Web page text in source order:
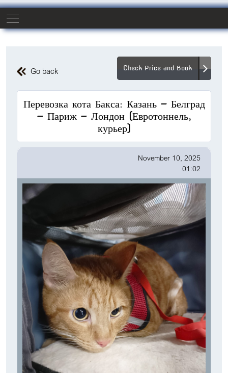
Go back Check Price and Book
Перевозка кота Бакса: Казань — Белград
— Париж — Лондон (Евротоннель,
курьер)
November 10, 2025
01:02